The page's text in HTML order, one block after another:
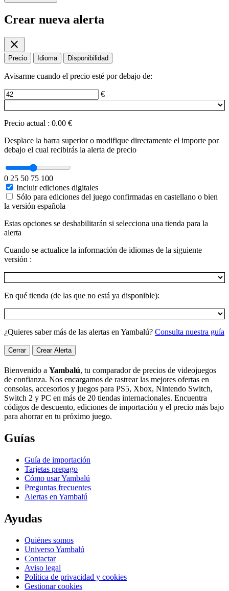
Crear nueva alerta
close
Precio Idioma Disponibilidad
Avisarme cuando el precio esté por debajo de:
€
Precio actual : 0.00 €
Desplace la barra superior o modifique directamente el importe por
debajo el cual recibirás la alerta de precio
0 25 50 75 100
Incluir ediciones digitales
Sólo para ediciones del juego confirmadas en castellano o bien
la versión española
Estas opciones se deshabilitarán si selecciona una tienda para la
alerta
Cuando se actualice la información de idiomas de la siguiente
versión :
En qué tienda (de las que no está ya disponible):
¿Quieres saber más de las alertas en Yambalú? Consulta nuestra guía
Cerrar Crear Alerta
Bienvenido a Yambalú, tu comparador de precios de videojuegos
de confianza. Nos encargamos de rastrear las mejores ofertas en
consolas, accesorios y juegos para PS5, Xbox, Nintendo Switch,
Switch 2 y PC en más de 20 tiendas internacionales. Encuentra
códigos de descuento, ediciones de importación y el precio más bajo
para ahorrar en tu próximo juego.
Guías
Guía de importación
Tarjetas prepago
Cómo usar Yambalú
Preguntas frecuentes
Alertas en Yambalú
Ayudas
Quiénes somos
Universo Yambalú
Contactar
Aviso legal
Política de privacidad y cookies
Gestionar cookies